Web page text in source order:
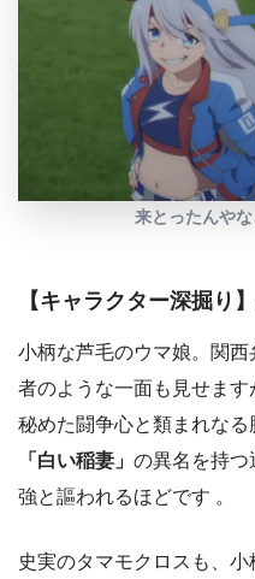
来とったんや
【キャラクター深掘り
小柄な芦毛のウマ娘。関
者のような一面も見せま
秘めた闘争心と類まれなる
「白い稲妻」 の異名を持つ
強と謳われるほどです 。
史実のタマモクロスも、